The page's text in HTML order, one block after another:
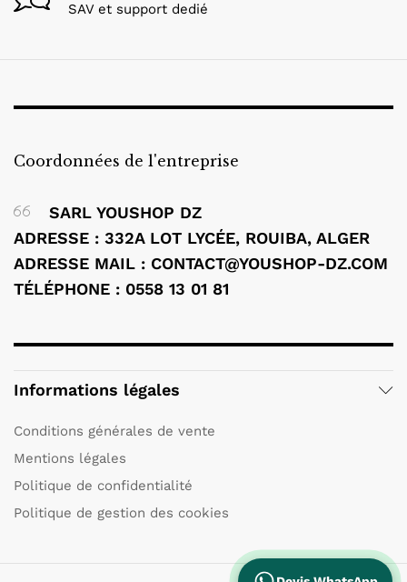
SAV et support dedié
Coordonnées de l'entreprise
SARL YOUSHOP DZ
ADRESSE : 332A LOT LYCÉE, ROUIBA, ALGER
ADRESSE MAIL : CONTACT@YOUSHOP-DZ.COM
TÉLÉPHONE : 0558 13 01 81
Informations légales
Conditions générales de vente
Mentions légales
Politique de confidentialité
Politique de gestion des cookies